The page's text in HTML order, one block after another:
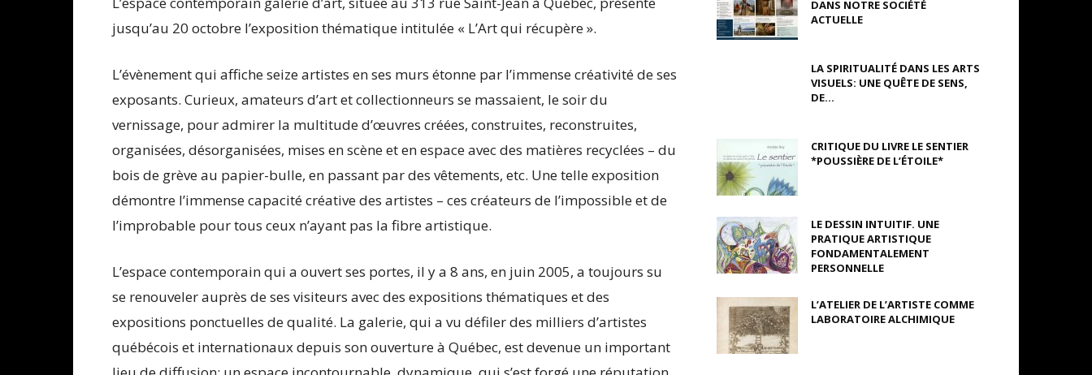
jusqu’au 20 octobre l’exposition thématique intitulée « L’Art qui récupère ».
L’évènement qui affiche seize artistes en ses murs étonne par l’immense créativité de ses
exposants. Curieux, amateurs d’art et collectionneurs se massaient, le soir du
vernissage, pour admirer la multitude d’œuvres créées, construites, reconstruites,
organisées, désorganisées, mises en scène et en espace avec des matières recyclées – du
bois de grève au papier-bulle, en passant par des vêtements, etc. Une telle exposition
démontre l’immense capacité créative des artistes – ces créateurs de l’impossible et de
l’improbable pour tous ceux n’ayant pas la fibre artistique.
L’espace contemporain qui a ouvert ses portes, il y a 8 ans, en juin 2005, a toujours su
se renouveler auprès de ses visiteurs avec des expositions thématiques et des
expositions ponctuelles de qualité. La galerie, qui a vu défiler des milliers d’artistes
québécois et internationaux depuis son ouverture à Québec, est devenue un important
DANS NOTRE SOCIÉTÉ
ACTUELLE
LA SPIRITUALITÉ DANS LES ARTS
VISUELS: UNE QUÊTE DE SENS,
DE...
CRITIQUE DU LIVRE LE SENTIER
*POUSSIÈRE DE L’ÉTOILE*
LE DESSIN INTUITIF. UNE
PRATIQUE ARTISTIQUE
FONDAMENTALEMENT
PERSONNELLE
L’ATELIER DE L’ARTISTE COMME
LABORATOIRE ALCHIMIQUE